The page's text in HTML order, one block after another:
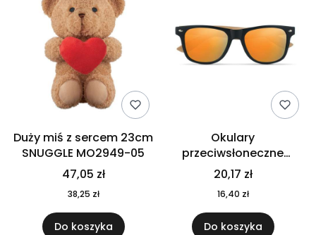
Duży miś z sercem 23cm
SNUGGLE MO2949-05
47,05 zł
38,25 zł
Do koszyka
Okulary
przeciwsłoneczne
CALIFORNIA TOUCH
MO9617-10
20,17 zł
16,40 zł
Do koszyka